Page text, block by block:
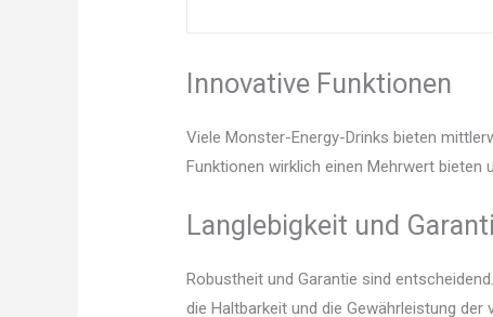
Innovative Funktionen
Viele Monster-Energy-Drinks bieten
Funktionen wirklich einen Mehrwert bieten
Langlebigkeit und
Robustheit und Garantie sind
die Haltbarkeit und die Gewährleistung